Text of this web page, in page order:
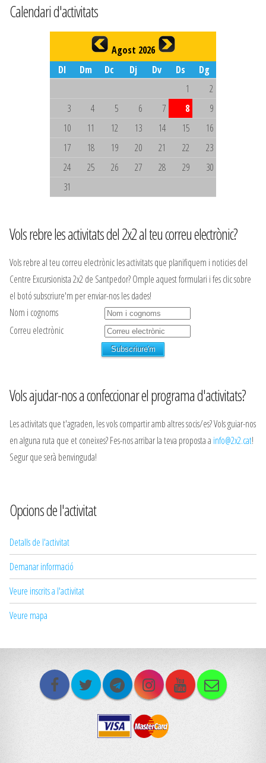
Calendari d'activitats
Agost 2026
Dl
Dm Dc Dj Dv Ds
Dg
1
2
3
4 5 6 7 8
9
10
11 12 13 14 15
16
17
18 19 20 21 22
23
24
25 26 27 28 29
30
31
Vols rebre les activitats del 2x2 al teu correu electrònic?
Vols rebre al teu correu electrònic les activitats que planifiquem i noticies del
Centre Excursionista 2x2 de Santpedor? Omple aquest formulari i fes clic sobre
el botó subscriure'm per enviar-nos les dades!
Nom i cognoms
Correu electrònic
Vols ajudar-nos a confeccionar el programa d'activitats?
Les activitats que t'agraden, les vols compartir amb altres socis/es? Vols guiar-nos
en alguna ruta que et coneixes? Fes-nos arribar la teva proposta a info@2x2.cat!
Segur que serà benvinguda!
Opcions de l'activitat
Detalls de l'activitat
Demanar informació
Veure inscrits a l'activitat
Veure mapa